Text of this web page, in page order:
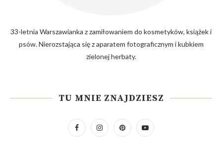
33-letnia Warszawianka z zamiłowaniem do kosmetyków, książek i
psów. Nierozstająca się z aparatem fotograficznym i kubkiem
zielonej herbaty.
TU MNIE ZNAJDZIESZ